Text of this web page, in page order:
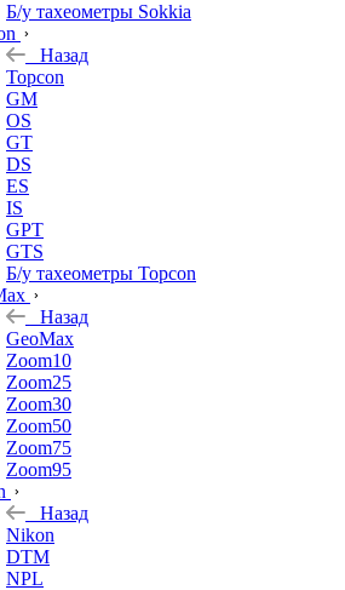
Б/у тахеометры Sokkia
Назад
Topcon
GM
OS
GT
DS
ES
IS
GPT
GTS
Б/у тахеометры Topcon
Назад
GeoMax
Zoom10
Zoom25
Zoom30
Zoom50
Zoom75
Zoom95
Назад
Nikon
DTM
NPL